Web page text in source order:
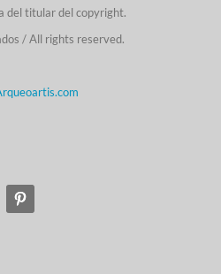
del titular del copyright.
/ All rights reserved.